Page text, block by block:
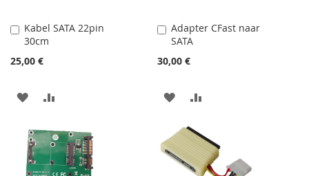
Kabel SATA 22pin
30cm
25,00 €
Lägg
till
kundvagn
LÄGG
I
ÖNSKELISTA
I
JÄMFÖR
Adapter CFast naar
SATA
30,00 €
Lägg
till
kundvagn
LÄGG
I
ÖNSKELISTA
I
JÄMFÖR